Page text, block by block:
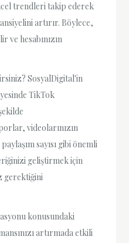
trendleri takip ederek
artırır. Böylece,
ve hesabınızın
SosyalDigital'in
TikTok
videolarınızın
sayısı gibi önemli
geliştirmek için
gerektiğini
konusundaki
artırmada etkili